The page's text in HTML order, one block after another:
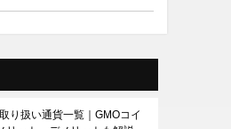
り扱い通貨一覧｜GMOコイ